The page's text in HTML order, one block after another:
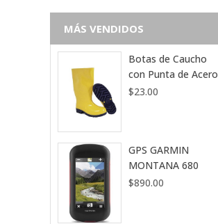
MÁS VENDIDOS
Botas de Caucho
con Punta de Acero
$23.00
GPS GARMIN
MONTANA 680
$890.00